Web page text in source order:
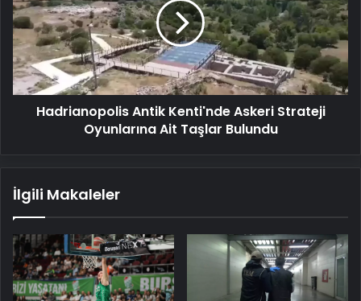
Askeri
Strateji
Oyunlarına
Ait
Taşlar
Bulundu
Hadrianopolis Antik Kenti'nde Askeri Strateji
Oyunlarına Ait Taşlar Bulundu
İlgili Makaleler